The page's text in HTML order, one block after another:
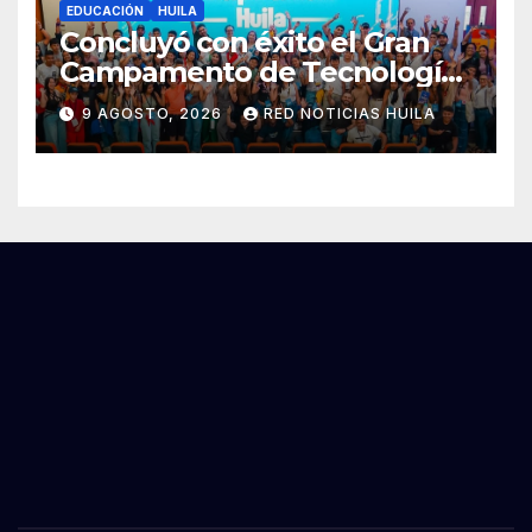
EDUCACIÓN HUILA
Concluyó con éxito el Gran
Campamento de Tecnologías
para Aprender
9 AGOSTO, 2026 RED NOTICIAS HUILA